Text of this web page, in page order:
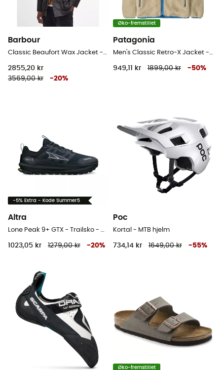
Barbour
Classic Beaufort Wax Jacket - Jakke - Herrer
2855,20 kr
3569,00 kr
-20%
Øko-fremstillet
Patagonia
Men's Classic Retro-X Jacket - Fleecejakke - Herrer
949,11 kr 1899,00 kr -50%
-5% Extra - Kode Summer5
Altra
Lone Peak 9+ GTX - Trailsko - Damer
1023,05 kr 1279,00 kr -20%
Poc
Kortal - MTB hjelm
734,14 kr 1649,00 kr -55%
Øko-fremstillet